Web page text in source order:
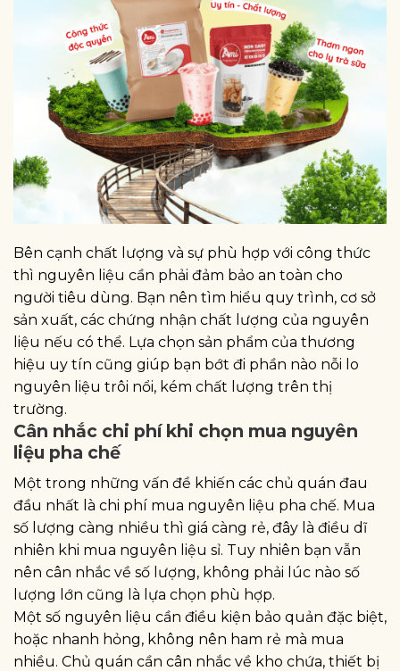
Bên cạnh chất lượng và sự phù hợp với công thức
thì nguyên liệu cần phải đảm bảo an toàn cho
người tiêu dùng. Bạn nên tìm hiểu quy trình, cơ sở
sản xuất, các chứng nhận chất lượng của nguyên
liệu nếu có thể. Lựa chọn sản phẩm của thương
hiệu uy tín cũng giúp bạn bớt đi phần nào nỗi lo
nguyên liệu trôi nổi, kém chất lượng trên thị
trường.
Cân nhắc chi phí khi chọn mua nguyên
liệu pha chế
Một trong những vấn đề khiến các chủ quán đau
đầu nhất là chi phí mua nguyên liệu pha chế. Mua
số lượng càng nhiều thì giá càng rẻ, đây là điều dĩ
nhiên khi mua nguyên liệu sỉ. Tuy nhiên bạn vẫn
nên cân nhắc về số lượng, không phải lúc nào số
lượng lớn cũng là lựa chọn phù hợp.
Một số nguyên liệu cần điều kiện bảo quản đặc biệt,
hoặc nhanh hỏng, không nên ham rẻ mà mua
nhiều. Chủ quán cần cân nhắc về kho chứa, thiết bị